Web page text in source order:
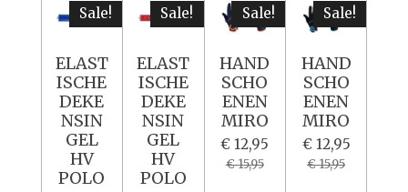
Sale!
ELAST
ISCHE
DEKE
NSIN
GEL
HV
POLO
Sale!
ELAST
ISCHE
DEKE
NSIN
GEL
HV
POLO
Sale!
HAND
SCHO
ENEN
MIRO
€ 12,95
€ 15,95
Sale!
HAND
SCHO
ENEN
MIRO
€ 12,95
€ 15,95